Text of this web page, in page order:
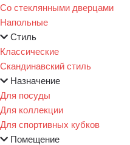
Со стеклянными дверцами
Напольные
Стиль
Классические
Скандинавский стиль
Назначение
Для посуды
Для коллекции
Для спортивных кубков
Помещение